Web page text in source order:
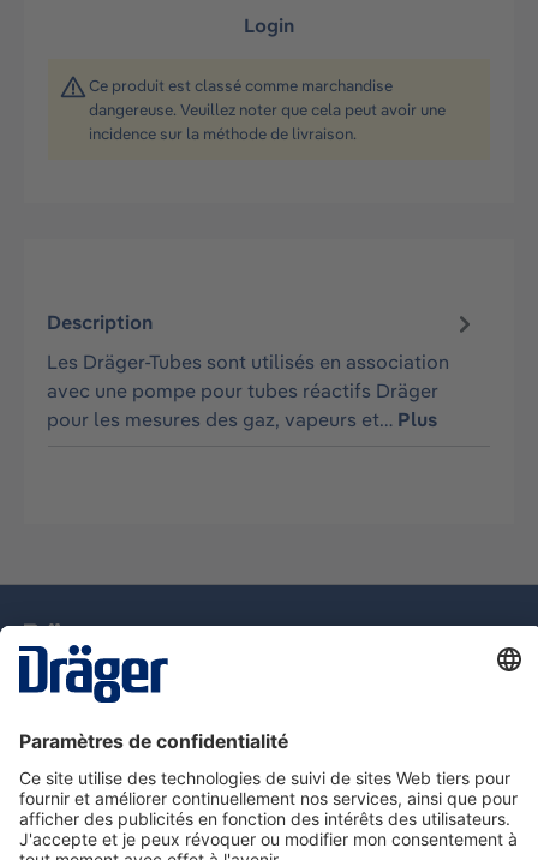
Login
Ce produit est classé comme marchandise
dangereuse. Veuillez noter que cela peut avoir une
incidence sur la méthode de livraison.
Description
Les Dräger-Tubes sont utilisés en association
avec une pompe pour tubes réactifs Dräger
pour les mesures des gaz, vapeurs et… Plus
pour la vie
Assistance téléphonique
A propos de Dräger
Information